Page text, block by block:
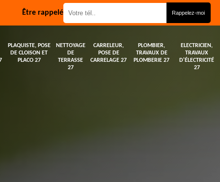
Être rappelé
PLAQUISTE, POSE
DE CLOISON ET
PLACO 27
NETTOYAGE
DE
TERRASSE
27
CARRELEUR,
POSE DE
CARRELAGE 27
PLOMBIER,
TRAVAUX DE
PLOMBERIE 27
ELECTRICIEN,
TRAVAUX
D'ÉLECTRICITÉ
27